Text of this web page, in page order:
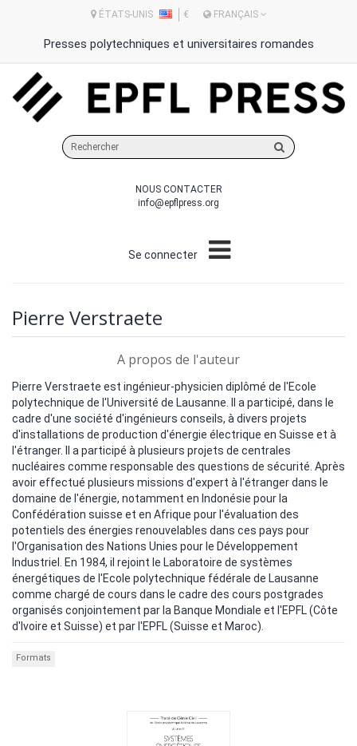
ÉTATS-UNIS € FRANÇAIS
Presses polytechniques et universitaires romandes
sur
site
NOUS CONTACTER
info@epflpress.org
Se connecter
Pierre Verstraete
A propos de l'auteur
Pierre Verstraete est ingénieur-physicien diplômé de l'Ecole
polytechnique de l'Université de Lausanne. Il a participé, dans le
cadre d'une société d'ingénieurs conseils, à divers projets
d'installations de production d'énergie électrique en Suisse et à
l'étranger. Il a participé à plusieurs projets de centrales
nucléaires comme responsable des questions de sécurité. Après
avoir effectué plusieurs missions d'expert à l'étranger dans le
domaine de l'énergie, notamment en Indonésie pour la
Confédération suisse et en Afrique pour l'évaluation des
potentiels des énergies renouvelables dans ces pays pour
l'Organisation des Nations Unies pour le Développement
Industriel. En 1984, il rejoint le Laboratoire de systèmes
énergétiques de l'Ecole polytechnique fédérale de Lausanne
comme chargé de cours dans le cadre des cours postgrades
organisés conjointement par la Banque Mondiale et l'EPFL (Côte
d'Ivoire et Suisse) et par l'EPFL (Suisse et Maroc).
Formats